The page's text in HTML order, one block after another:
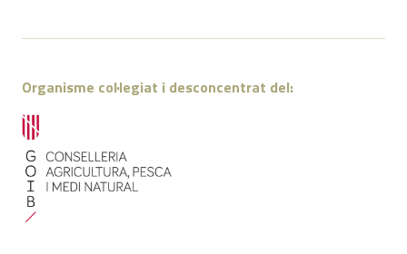
Organisme col·legiat i desconcentrat del: